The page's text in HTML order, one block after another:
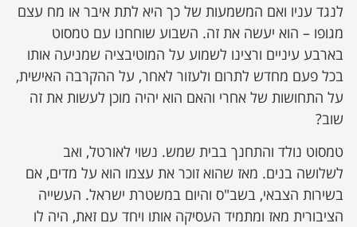
לנגד עניו ואם המשמעות של כך היא לתת איבר או מח עצם
מגופו – הוא יעשה את זה. השבוע שוחחנו עם טמסוט
בארבע עיניים ורצינו לשמוע על המוטיבציה שמניעה אותו
בכל פעם מחדש לתרום ולעזור לאחר, על ההקרבה האישית,
על התחושות של אחרי והאם הוא יהיה מוכן לעשות את זה
שוב?
טמסוט נולד והתחנך בבית שמש. נשוי לאורטל, ואב
לשלושה בנים. מאז שהוא זוכר את עצמו הוא על מדים, אם
בשירות הצבאי, בשב"ס והיום במשטרת ישראל. העשייה
הציבורית מאז ומתמיד העסיקה אותו ויחד עם זאת, היה לו